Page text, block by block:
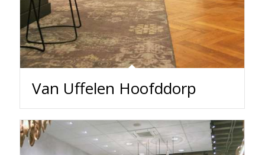
Van Uffelen Hoofddorp